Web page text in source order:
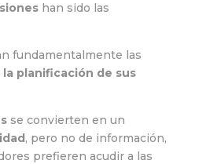
han sido las
fundamentalmente las
planificación de sus
se convierten en un
, pero no de información,
prefieren acudir a las